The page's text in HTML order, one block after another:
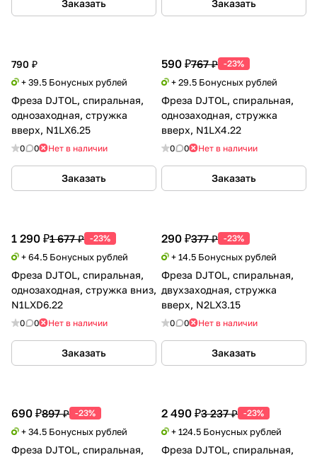
Заказать Заказать
790 ₽
+ 39.5 Бонусных рублей
Фреза DJTOL, спиральная,
однозаходная, стружка
вверх, N1LX6.25
0 0 Нет в наличии
Заказать
590 ₽767 ₽ -23%
+ 29.5 Бонусных рублей
Фреза DJTOL, спиральная,
однозаходная, стружка
вверх, N1LX4.22
0 0 Нет в наличии
Заказать
1 290 ₽1 677 ₽ -23%
+ 64.5 Бонусных рублей
Фреза DJTOL, спиральная,
однозаходная, стружка вниз,
N1LXD6.22
0 0 Нет в наличии
Заказать
290 ₽377 ₽ -23%
+ 14.5 Бонусных рублей
Фреза DJTOL, спиральная,
двухзаходная, стружка
вверх, N2LX3.15
0 0 Нет в наличии
Заказать
690 ₽897 ₽ -23%
+ 34.5 Бонусных рублей
Фреза DJTOL, спиральная,
2 490 ₽3 237 ₽ -23%
+ 124.5 Бонусных рублей
Фреза DJTOL, спиральная,